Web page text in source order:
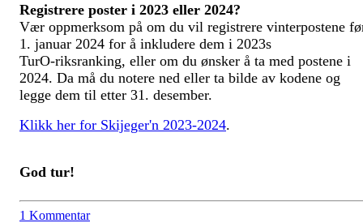
Registrere poster i 2023 eller 2024?
Vær oppmerksom på om du vil registrere vinterpostene
1. januar 2024 for å inkludere dem i 2023s
TurO-riksranking, eller om du ønsker å ta med postene i
2024. Da må du notere ned eller ta bilde av kodene og
legge dem til etter 31. desember.
Klikk her for Skijeger'n 2023-2024.
God tur!
1 Kommentar